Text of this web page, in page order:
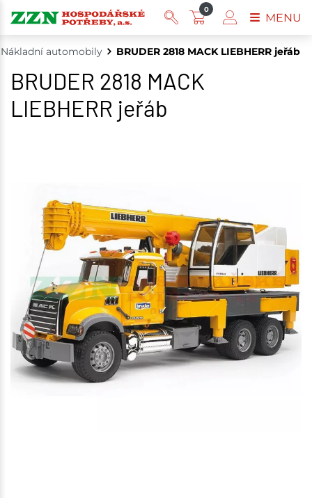
Nákladní automobily BRUDER 2818 MACK LIEBHERR jeřáb
BRUDER 2818 MACK
LIEBHERR jeřáb
0
MENU